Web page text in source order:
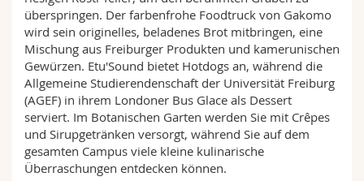
überspringen. Der farbenfrohe Foodtruck von Gakomo
wird sein originelles, beladenes Brot mitbringen, eine
Mischung aus Freiburger Produkten und kamerunischen
Gewürzen. Etu'Sound bietet Hotdogs an, während die
Allgemeine Studierendenschaft der Universität Freiburg
(AGEF) in ihrem Londoner Bus Glace als Dessert
serviert. Im Botanischen Garten werden Sie mit Crêpes
und Sirupgetränken versorgt, während Sie auf dem
gesamten Campus viele kleine kulinarische
Überraschungen entdecken können.